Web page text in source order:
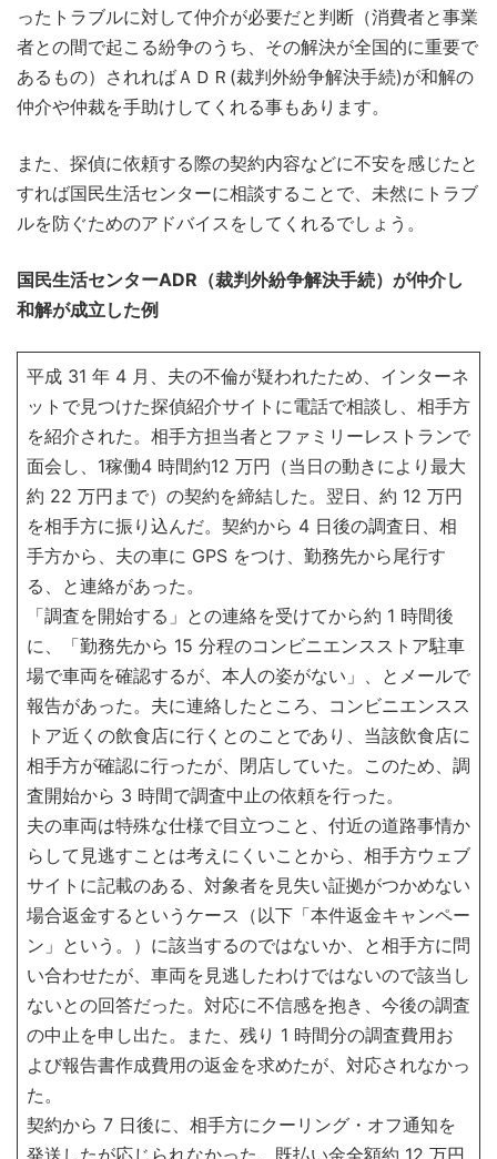
ったトラブルに対して仲介が必要だと判断（消費者と事業
者との間で起こる紛争のうち、その解決が全国的に重要で
あるもの）されればＡＤＲ(裁判外紛争解決手続)が和解の
仲介や仲裁を手助けしてくれる事もあります。
また、探偵に依頼する際の契約内容などに不安を感じたと
すれば国民生活センターに相談することで、未然にトラブ
ルを防ぐためのアドバイスをしてくれるでしょう。
国民生活センターADR（裁判外紛争解決手続）が仲介し
和解が成立した例
平成 31 年 4 月、夫の不倫が疑われたため、インターネ
ットで見つけた探偵紹介サイトに電話で相談し、相手方
を紹介された。相手方担当者とファミリーレストランで
面会し、1稼働4 時間約12 万円（当日の動きにより最大
約 22 万円まで）の契約を締結した。翌日、約 12 万円
を相手方に振り込んだ。契約から 4 日後の調査日、相
手方から、夫の車に GPS をつけ、勤務先から尾行す
る、と連絡があった。
「調査を開始する」との連絡を受けてから約 1 時間後
に、「勤務先から 15 分程のコンビニエンスストア駐車
場で車両を確認するが、本人の姿がない」、とメールで
報告があった。夫に連絡したところ、コンビニエンスス
トア近くの飲食店に行くとのことであり、当該飲食店に
相手方が確認に行ったが、閉店していた。このため、調
査開始から 3 時間で調査中止の依頼を行った。
夫の車両は特殊な仕様で目立つこと、付近の道路事情か
らして見逃すことは考えにくいことから、相手方ウェブ
サイトに記載のある、対象者を見失い証拠がつかめない
場合返金するというケース（以下「本件返金キャンペー
ン」という。）に該当するのではないか、と相手方に問
い合わせたが、車両を見逃したわけではないので該当し
ないとの回答だった。対応に不信感を抱き、今後の調査
の中止を申し出た。また、残り 1 時間分の調査費用お
よび報告書作成費用の返金を求めたが、対応されなかっ
た。
契約から 7 日後に、相手方にクーリング・オフ通知を